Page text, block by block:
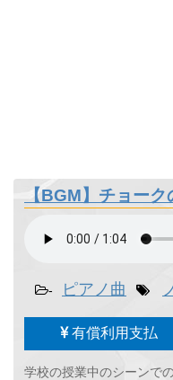
【BGM】チョー
- ピアノ曲
有償利用支払
学校の授業中のシーンで